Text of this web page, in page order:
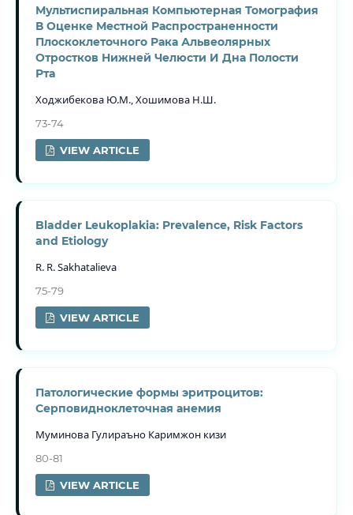
Мультиспиральная Компьютерная Томография
В Оценке Местной Распространенности
Плоскоклеточного Рака Альвеолярных
Отростков Нижней Челюсти И Дна Полости
Рта
Ходжибекова Ю.М., Хошимова Н.Ш.
73-74
VIEW ARTICLE
Bladder Leukoplakia: Prevalence, Risk Factors
and Etiology
R. R. Sakhatalieva
75-79
VIEW ARTICLE
Патологические формы эритроцитов:
Серповидноклеточная анемия
Муминова Гулираъно Каримжон кизи
80-81
VIEW ARTICLE